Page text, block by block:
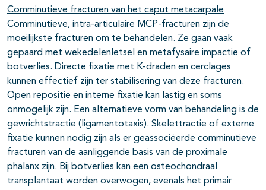
Comminutieve fracturen van het caput metacarpale
Comminutieve, intra-articulaire MCP-fracturen zijn de
moeilijkste fracturen om te behandelen. Ze gaan vaak
gepaard met wekedelenletsel en metafysaire impactie of
botverlies. Directe fixatie met K-draden en cerclages
kunnen effectief zijn ter stabilisering van deze fracturen.
Open repositie en interne fixatie kan lastig en soms
onmogelijk zijn. Een alternatieve vorm van behandeling is de
gewrichtstractie (ligamentotaxis). Skelettractie of externe
fixatie kunnen nodig zijn als er geassociëerde comminutieve
fracturen van de aanliggende basis van de proximale
phalanx zijn. Bij botverlies kan een osteochondraal
transplantaat worden overwogen, evenals het primair